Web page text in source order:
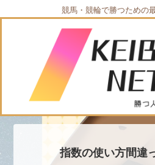
競馬・競輪で勝つための
指数の使い方間違